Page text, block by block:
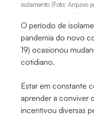
isolamento (Foto: Arquivo
O período de
pandemia do novo
19) ocasionou
cotidiano.
Estar em constante
aprender a conviver
incentivou diversas